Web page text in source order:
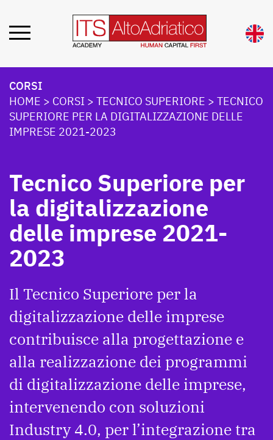
CORSI
HOME > CORSI > TECNICO SUPERIORE > TECNICO
SUPERIORE PER LA DIGITALIZZAZIONE DELLE
IMPRESE 2021-2023
Tecnico Superiore per
la digitalizzazione
delle imprese 2021-
2023
Il Tecnico Superiore per la
digitalizzazione delle imprese
contribuisce alla progettazione e
alla realizzazione dei programmi
di digitalizzazione delle imprese,
intervenendo con soluzioni
Industry 4.0, per l’integrazione tra